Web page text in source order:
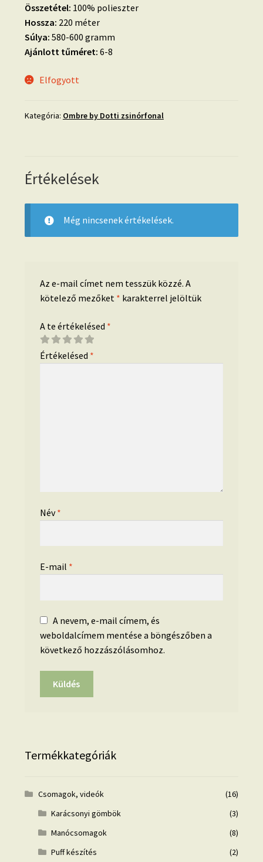
Összetétel: 100% polieszter
Hossza: 220 méter
Súlya: 580-600 gramm
Ajánlott tűméret: 6-8
Elfogyott
Kategória: Ombre by Dotti zsinórfonal
Értékelések
Még nincsenek értékelések.
Az e-mail címet nem tesszük közzé. A
kötelező mezőket * karakterrel jelöltük
A te értékelésed *
Értékelésed *
Név*
E-mail *
A nevem, e-mail címem, és
weboldalcímem mentése a böngészőben a
következő hozzászólásomhoz.
Termékkategóriák
Csomagok, videók
(16)
Karácsonyi gömbök
(3)
Manócsomagok
(8)
Puff készítés
(2)